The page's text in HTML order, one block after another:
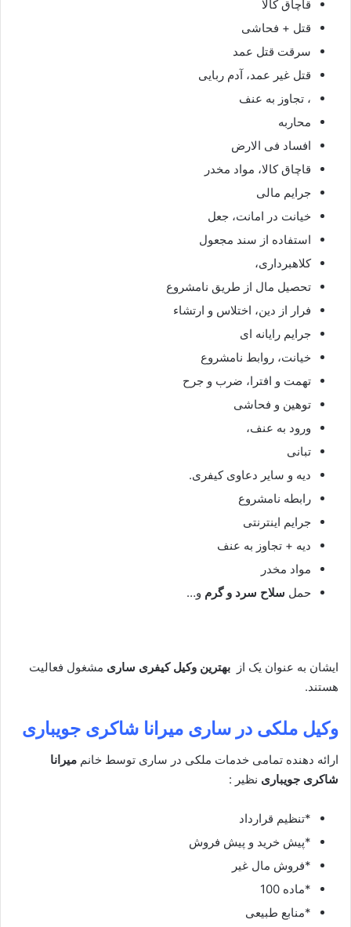
قاچاق کالا
قتل + فحاشی
سرقت قتل عمد
قتل غیر عمد، آدم ربایی
، تجاوز به عنف
محاربه
افساد فی الارض
قاچاق کالا، مواد مخدر
جرایم مالی
خیانت در امانت، جعل
استفاده از سند مجعول
کلاهبرداری،
تحصیل مال از طریق نامشروع
فرار از دین، اختلاس و ارتشاء
جرایم رایانه ای
خیانت، روابط نامشروع
تهمت و افترا، ضرب و جرح
توهین و فحاشی
ورود به عنف،
تبانی
دیه و سایر دعاوی کیفری.
رابطه نامشروع
جرایم اینترنتی
دیه + تجاوز به عنف
مواد مخدر
حمل سلاح سرد و گرم و…
ایشان به عنوان یک از بهترین وکیل کیفری ساری مشغول فعالیت
هستند.
وکیل ملکی در ساری میرانا شاکری جویباری
ارائه دهنده تمامی خدمات ملکی در ساری توسط خانم میرانا
شاکری جویباری نظیر :
*تنظیم قرارداد
*پیش خرید و پیش فروش
*فروش مال غیر
*ماده 100
*منابع طبیعی